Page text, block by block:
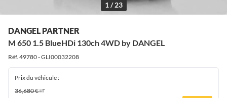
1 / 23
DANGEL PARTNER
M 650 1.5 BlueHDi 130ch 4WD by DANGEL
Réf. 49780 - GLI00032208
Prix du véhicule :
36,680 €HT